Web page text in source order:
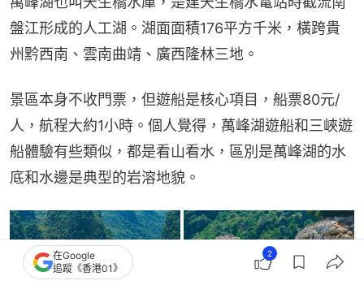
盤江形成的人工湖。湖面面積176平方千米，橫跨貴
州黔西南、雲南曲靖、廣西隆林三地。
景區本身不收門票，但遊船是核心項目，船票80元/
人，航程大約1小時。個人覺得，萬峰湖遊船和三峽遊
船體驗有些類似，都是看山看水，區別是萬峰湖的水
底和水邊是典型的岩溶地貌。
在Google
追蹤《香港01》
2